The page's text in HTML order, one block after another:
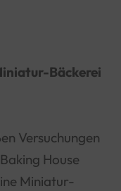
Bäckerei
Versuchungen
House
Miniatur-